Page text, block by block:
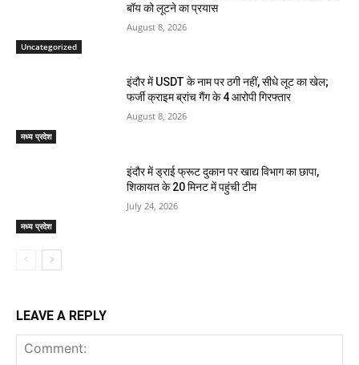
Uncategorized
बॉय को लूटने का प्रयास
August 8, 2026
मध्य प्रदेश
इंदौर में USDT के नाम पर ठगी नहीं, सीधे लूट का खेल;
फर्जी क्राइम ब्रांच गैंग के 4 आरोपी गिरफ्तार
August 8, 2026
मध्य प्रदेश
इंदौर में ड्राई फ्रूट दुकान पर खाद्य विभाग का छापा,
शिकायत के 20 मिनट में पहुंची टीम
July 24, 2026
LEAVE A REPLY